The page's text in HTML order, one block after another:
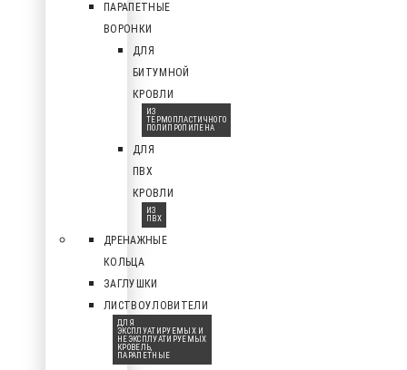
ПАРАПЕТНЫЕ
ВОРОНКИ
ДЛЯ
БИТУМНОЙ
КРОВЛИ
ИЗ
ТЕРМОПЛАСТИЧНОГО
ПОЛИПРОПИЛЕНА
ДЛЯ
ПВХ
КРОВЛИ
ИЗ
ПВХ
ДРЕНАЖНЫЕ
КОЛЬЦА
ЗАГЛУШКИ
ЛИСТВОУЛОВИТЕЛИ
ДЛЯ
ЭКСПЛУАТИРУЕМЫХ И
НЕЭКСПЛУАТИРУЕМЫХ
КРОВЕЛЬ,
ПАРАПЕТНЫЕ